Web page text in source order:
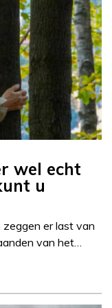
wel echt
u
er last van
van het…